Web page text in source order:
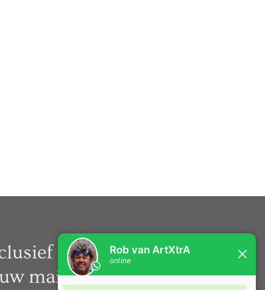
nieuws rechtstreeks
mail.